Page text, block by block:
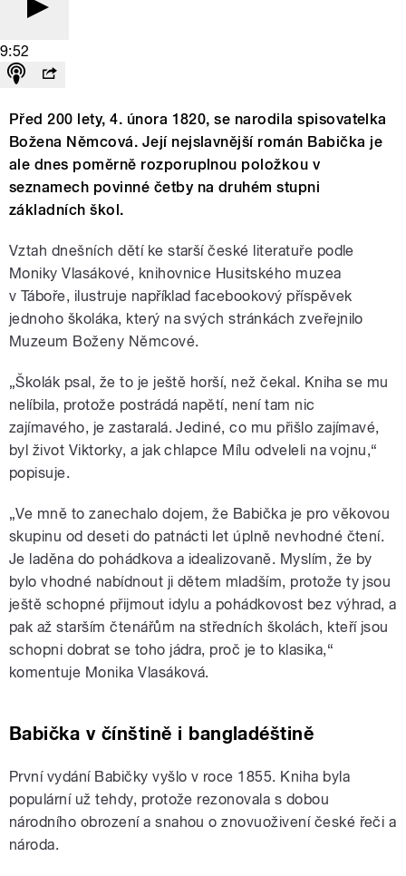
9:52
Před 200 lety, 4. února 1820, se narodila spisovatelka
Božena Němcová. Její nejslavnější román Babička je
ale dnes poměrně rozporuplnou položkou v
seznamech povinné četby na druhém stupni
základních škol.
Vztah dnešních dětí ke starší české literatuře podle
Moniky Vlasákové, knihovnice Husitského muzea
v Táboře, ilustruje například facebookový příspěvek
jednoho školáka, který na svých stránkách zveřejnilo
Muzeum Boženy Němcové.
„Školák psal, že to je ještě horší, než čekal. Kniha se mu
nelíbila, protože postrádá napětí, není tam nic
zajímavého, je zastaralá. Jediné, co mu přišlo zajímavé,
byl život Viktorky, a jak chlapce Mílu odveleli na vojnu,“
popisuje.
„Ve mně to zanechalo dojem, že Babička je pro věkovou
skupinu od deseti do patnácti let úplně nevhodné čtení.
Je laděna do pohádkova a idealizovaně. Myslím, že by
bylo vhodné nabídnout ji dětem mladším, protože ty jsou
ještě schopné přijmout idylu a pohádkovost bez výhrad, a
pak až starším čtenářům na středních školách, kteří jsou
schopni dobrat se toho jádra, proč je to klasika,“
komentuje Monika Vlasáková.
Babička v čínštině i bangladéštině
První vydání Babičky vyšlo v roce 1855. Kniha byla
populární už tehdy, protože rezonovala s dobou
národního obrození a snahou o znovuoživení české řeči a
národa.